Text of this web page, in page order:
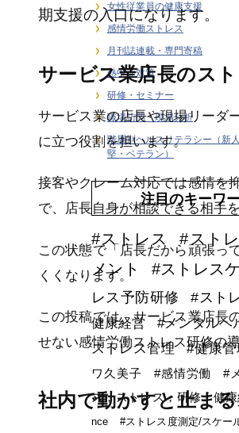
期支援の入口になります。
サービス業店長のス
サービス業の店長や現場リーダ
に立つ役割を担います。
接客やクレーム対応では感情を
で、店長自身が相談できる相手
この状態で「店長だから頑張っ
くくなります。
この投稿では、サービス業店長
せない感情労働ストレス研修の
社内で動かすと止ま
女性従業員の健康支援
感情労働ストレス
月刊誌連載・専門寄稿
熱中症対策
研修・セミナー
職場訪問・現場分析
階層別ヘルスリテラシー（新
堅・ベテラン）
注目のキーワ
#ストレス
#スト
メント
#ストレス
レス予防研修
#スト
健康経営
#メンタルヘ
ストレス管理
#健康
ワ久美子
#感情労働
#
ス，ストレス，研修，健
nce
#ストレス度測定/スケー